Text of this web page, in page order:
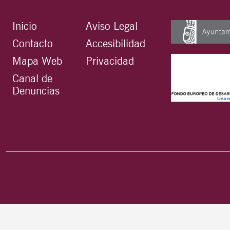
Inicio
Contacto
Mapa Web
Canal de
Denuncias
Aviso Legal
Accesibilidad
Privacidad